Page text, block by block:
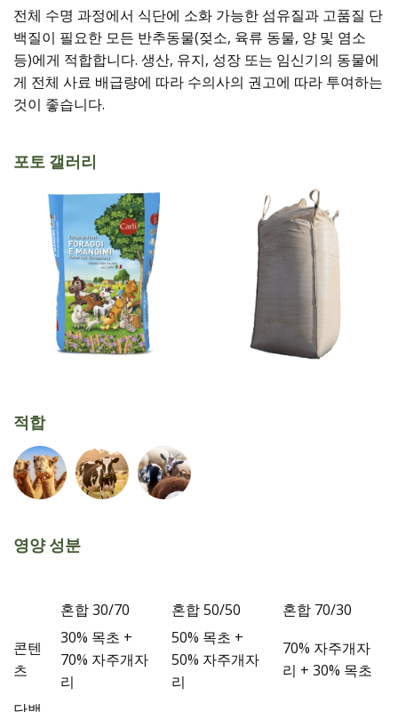
전체 수명 과정에서 식단에 소화 가능한 섬유질과 고품질 단
백질이 필요한 모든 반추동물(젖소, 육류 동물, 양 및 염소
등)에게 적합합니다. 생산, 유지, 성장 또는 임신기의 동물에
게 전체 사료 배급량에 따라 수의사의 권고에 따라 투여하는
것이 좋습니다.
포토 갤러리
적합
영양 성분
혼합 30/70 혼합 50/50
혼합 70/30
콘텐
츠
30% 목초 +
70% 자주개자
리
50% 목초 +
50% 자주개자
리
70% 자주개자
리 + 30% 목초